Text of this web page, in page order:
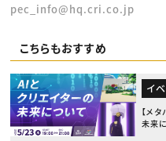
pec_info@hq.cri.co.jp
こちらもおすすめ
イ
【メ
未来